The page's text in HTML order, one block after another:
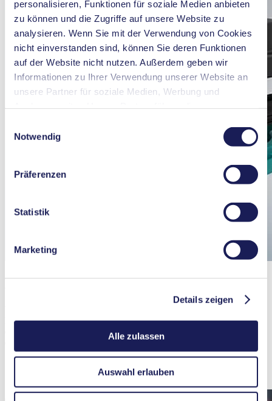
personalisieren, Funktionen für soziale Medien anbieten
zu können und die Zugriffe auf unsere Website zu
analysieren. Wenn Sie mit der Verwendung von Cookies
nicht einverstanden sind, können Sie deren Funktionen
auf der Website nicht nutzen. Außerdem geben wir
Informationen zu Ihrer Verwendung unserer Website an
unsere Partner für soziale Medien, Werbung und
zusammen, die Sie ihnen bereitgestellt haben oder die
sie im Rahmen Ihrer Nutzung der Dienste gesammelt
haben. Sie können Ihre Einwilligung jederzeit widerrufen,
indem Sie auf „Cookies“ am Ende der Website klicken
Nähere Informationen zu den verwendeten Cookies,
deren Zweck, Rechtsgrundlage und Speicherdauer finden
Notwendig
Präferenzen
Statistik
Marketing
Details zeigen
Alle zulassen
Auswahl erlauben
KNF Smooth Flow Technologie
KNF die Smooth Flow Technologie für Flüssigkeitspumpen
entwickelt, die die Pulsation stark minimiert und neue Möglichkeiten
Mehr erfahren